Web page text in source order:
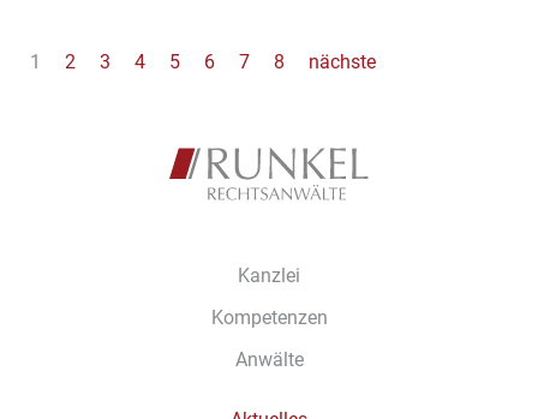
1 2 3 4 5 6 7 8 nächste
Kanzlei
Kompetenzen
Anwälte